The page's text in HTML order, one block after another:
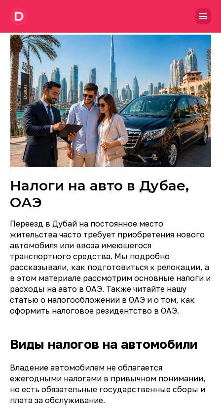
Налоги на авто в Дубае,
ОАЭ
Переезд в Дубай на постоянное место
жительства часто требует приобретения нового
автомобиля или ввоза имеющегося
транспортного средства. Мы подробно
рассказывали, как подготовиться к релокации, а
в этом материале рассмотрим основные налоги и
расходы на авто в ОАЭ. Также читайте нашу
статью о налогообложении в ОАЭ и о том, как
оформить налоговое резидентство в ОАЭ.
Виды налогов на автомобили
Владение автомобилем не облагается
ежегодными налогами в привычном понимании,
но есть обязательные государственные сборы и
плата за обслуживание.